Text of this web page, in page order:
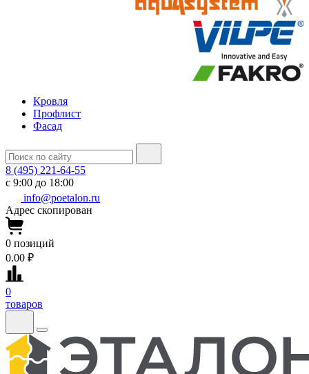
Кровля
Профлист
Фасад
8 (495) 221-64-55
с 9:00 до 18:00
info@poetalon.ru
Адрес скопирован
0 позиций
0.00 ₽
0
товаров